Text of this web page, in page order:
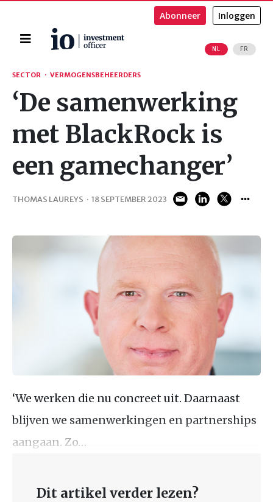
Home
NL FR
Abonneer Inloggen
Zoeken
SECTOR · VERMOGENSBEHEERDERS
‘De samenwerking
met BlackRock is
een gamechanger’
THOMAS LAUREYS · 18 SEPTEMBER 2023
‘We werken die nu concreet uit. Daarnaast
blijven we samenwerkingen en partnerships
aangaan. Zo…
Dit artikel verder lezen?